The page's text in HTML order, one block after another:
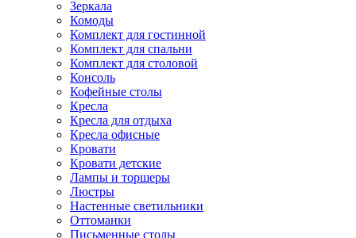
Зеркала
Комоды
Комплект для гостинной
Комплект для спальни
Комплект для столовой
Консоль
Кофейные столы
Кресла
Кресла для отдыха
Кресла офисные
Кровати
Кровати детские
Лампы и торшеры
Люстры
Настенные светильники
Оттоманки
Письменные столы